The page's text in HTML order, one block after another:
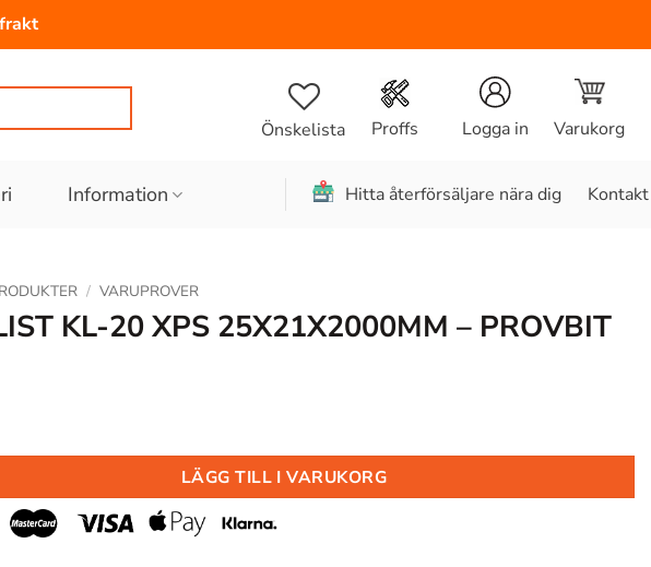
Önskelista Proffs Logga in Varukorg
Information Hitta återförsäljare nära dig Kontakt
/ VARUPROVER
KL-20 XPS 25X21X2000MM – PROVBIT
LÄGG TILL I VARUKORG